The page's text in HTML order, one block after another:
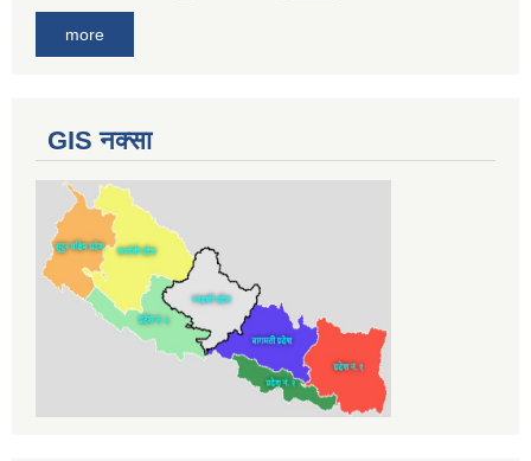
more
GIS नक्सा